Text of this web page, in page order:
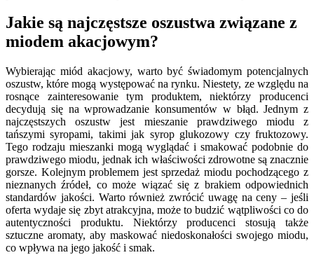
Jakie są najczęstsze oszustwa związane z
miodem akacjowym?
Wybierając miód akacjowy, warto być świadomym potencjalnych
oszustw, które mogą występować na rynku. Niestety, ze względu na
rosnące zainteresowanie tym produktem, niektórzy producenci
decydują się na wprowadzanie konsumentów w błąd. Jednym z
najczęstszych oszustw jest mieszanie prawdziwego miodu z
tańszymi syropami, takimi jak syrop glukozowy czy fruktozowy.
Tego rodzaju mieszanki mogą wyglądać i smakować podobnie do
prawdziwego miodu, jednak ich właściwości zdrowotne są znacznie
gorsze. Kolejnym problemem jest sprzedaż miodu pochodzącego z
nieznanych źródeł, co może wiązać się z brakiem odpowiednich
standardów jakości. Warto również zwrócić uwagę na ceny – jeśli
oferta wydaje się zbyt atrakcyjna, może to budzić wątpliwości co do
autentyczności produktu. Niektórzy producenci stosują także
sztuczne aromaty, aby maskować niedoskonałości swojego miodu,
co wpływa na jego jakość i smak.